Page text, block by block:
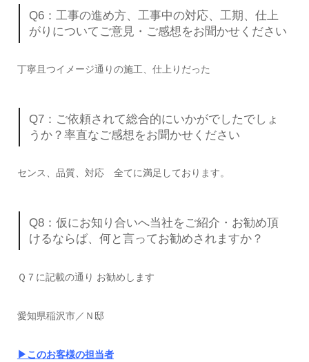
Q6：工事の進め方、工事中の対応、工期、仕上
がりについてご意見・ご感想をお聞かせください
丁寧且つイメージ通りの施工、仕上りだった
Q7：ご依頼されて総合的にいかがでしたでしょ
うか？率直なご感想をお聞かせください
センス、品質、対応 全てに満足しております。
Q8：仮にお知り合いへ当社をご紹介・お勧め頂
けるならば、何と言ってお勧めされますか？
Ｑ７に記載の通り お勧めします
愛知県稲沢市／Ｎ邸
▶このお客様の担当者